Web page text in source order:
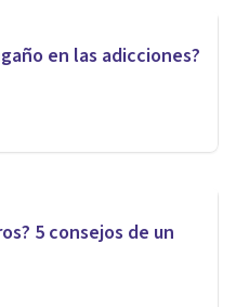
en las adicciones?
delta:
5 consejos de un